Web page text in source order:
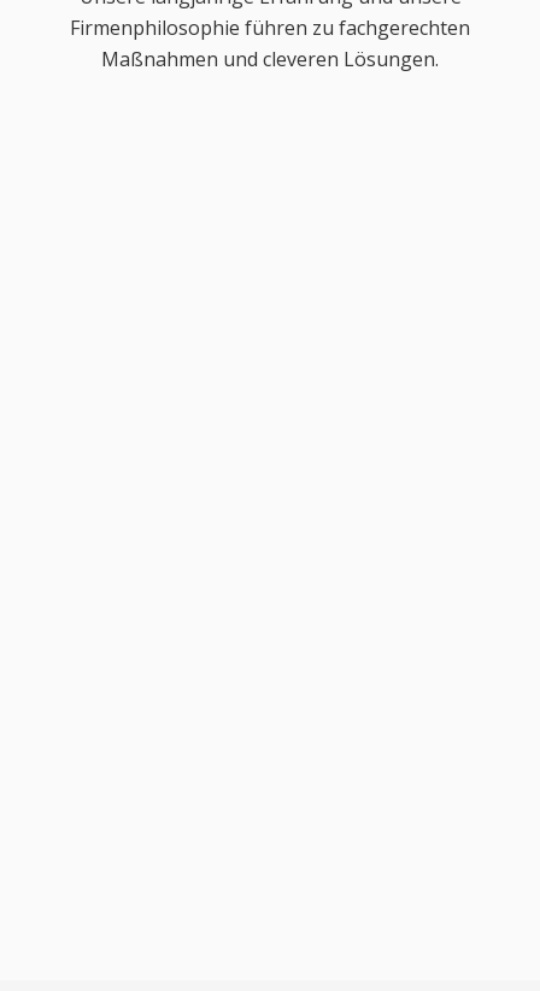
Firmenphilosophie führen zu fachgerechten
Maßnahmen und cleveren Lösungen.